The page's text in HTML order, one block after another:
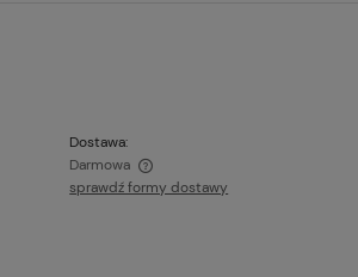
Dostawa:
Darmowa
sprawdź formy dostawy